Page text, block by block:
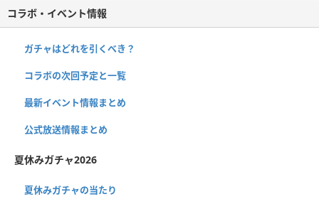
コラボ・イベント情報
ガチャはどれを引くべき？
コラボの次回予定と一覧
最新イベント情報まとめ
公式放送情報まとめ
夏休みガチャ2026
夏休みガチャの当たり